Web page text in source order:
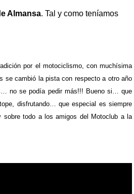
Almansa. Tal y como teníamos
por el motociclismo, con muchísima
se cambió la pista con respecto a otro año
no se podía pedir más!!! Bueno si… que
disfrutando… que especial es siempre
todo a los amigos del Motoclub a la